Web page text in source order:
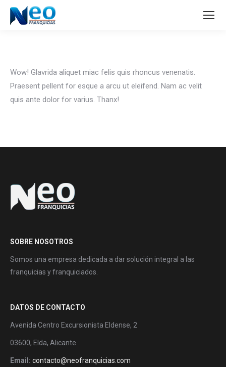
Wow! Glavrida aliquet miac felis quis rhoncus venenatis.
Praesent pellent for esque a arcu ut eleifend. Nam ac velit
quis ante dolor for varius. Thanx!
SOBRE NOSOTROS
Somos una empresa dedicada a dar solución integral a las
franquicias y franquiciados.
DATOS DE CONTACTO
Avenida Centro Excursionista Eldense, 2
03600, Elda, Alicante
Email: contacto@neofranquicias.com